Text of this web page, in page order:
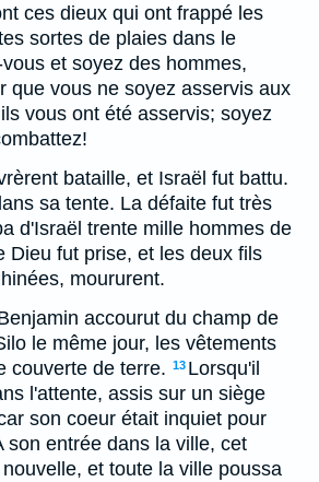
ces dieux qui ont frappé les
sortes de plaies dans le
et soyez des hommes,
que vous ne soyez asservis aux
vous ont été asservis; soyez
bataille, et Israël fut battu.
sa tente. La défaite fut très
d'Israël trente mille hommes de
Dieu fut prise, et les deux fils
moururent.
accourut du champ de
le même jour, les vêtements
couverte de terre. 13 Lorsqu'il
l'attente, assis sur un siège
son coeur était inquiet pour
son entrée dans la ville, cet
et toute la ville poussa